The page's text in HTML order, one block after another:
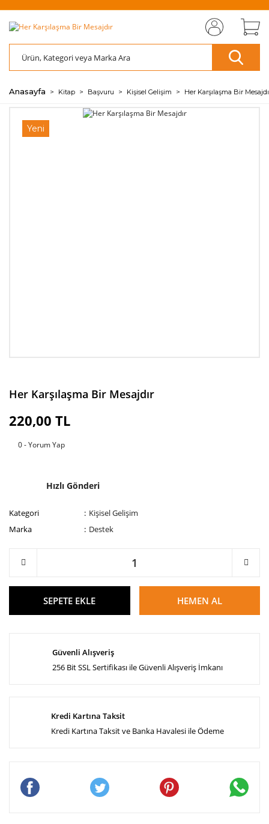
KARGO
AZ
ÖDE
💰
ZİYARET EDİN
KARGO
AZ
ÖDE
💰
Anasayfa Kitap Başvuru Kişisel Gelişim Her Karşılaşma Bir
Yeni
Her Karşılaşma Bir Mesajdır
220,00 TL
0 - Yorum Yap
Hızlı Gönderi
Kategori
Kişisel Gelişim
Marka
Destek
SEPETE EKLE HEMEN AL
Güvenli Alışveriş
256 Bit SSL Sertifikası ile Güvenli Alışveriş İmkanı
Kredi Kartına Taksit
Kredi Kartına Taksit ve Banka Havalesi ile Ödeme